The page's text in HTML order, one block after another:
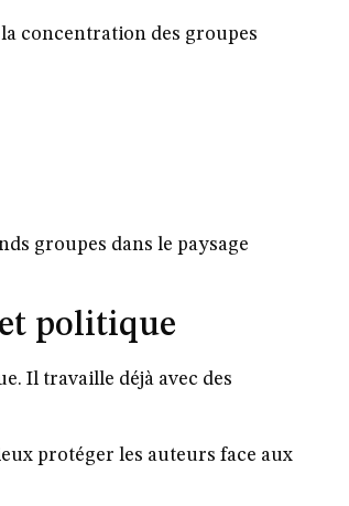
concentration des groupes
groupes dans le paysage
politique
Il travaille déjà avec des
protéger les auteurs face aux